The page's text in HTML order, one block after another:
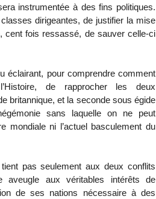
instrumentée à des fins politiques.
dirigeantes, de justifier la mise
cent fois ressassé, de sauver celle-ci
éclairant, pour comprendre comment
de rapprocher les deux
britannique, et la seconde sous égide
sans laquelle on ne peut
mondiale ni l’actuel basculement du
pas seulement aux deux conflits
aveugle aux véritables intérêts de
de ses nations nécessaire à des